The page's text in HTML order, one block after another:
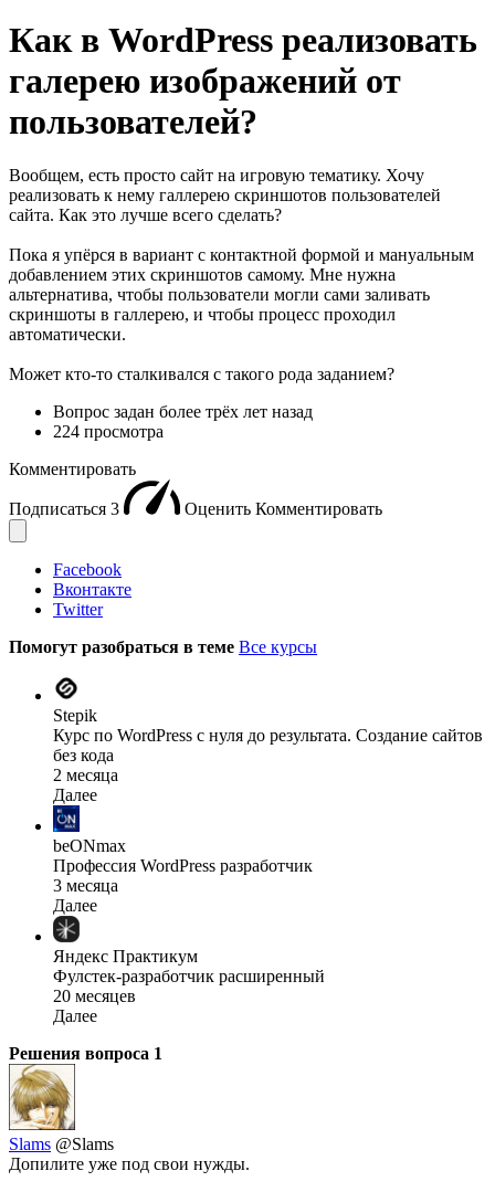
Как в WordPress реализовать
галерею изображений от
пользователей?
Вообщем, есть просто сайт на игровую тематику. Хочу
реализовать к нему галлерею скриншотов пользователей
сайта. Как это лучше всего сделать?
Пока я упёрся в вариант с контактной формой и мануальным
добавлением этих скриншотов самому. Мне нужна
альтернатива, чтобы пользователи могли сами заливать
скриншоты в галлерею, и чтобы процесс проходил
автоматически.
Может кто-то сталкивался с такого рода заданием?
Вопрос задан более трёх лет назад
224 просмотра
Комментировать
Подписаться 3 Оценить Комментировать
Facebook
Вконтакте
Twitter
Помогут разобраться в теме Все курсы
Stepik
Курс по WordPress с нуля до результата. Создание сайтов
без кода
2 месяца
Далее
beONmax
Профессия WordPress разработчик
3 месяца
Далее
Яндекс Практикум
Фулстек-разработчик расширенный
20 месяцев
Далее
Решения вопроса 1
Slams @Slams
Допилите уже под свои нужды.